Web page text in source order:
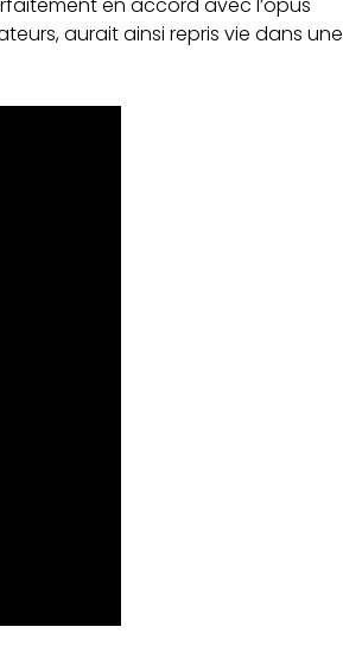
aurait ainsi repris vie dans une